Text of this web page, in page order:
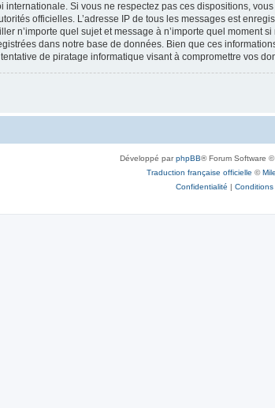
Si vous ne respectez pas ces dispositions,
officielles. L’adresse IP de tous les messages est
n’importe quel sujet et message à n’importe quel moment
dans notre base de données. Bien que ces
de piratage informatique visant à compromettre vos
Développé parphpBB® Forum Software
Traduction française officielle ©
Confidentialité | Conditions